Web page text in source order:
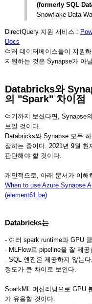
(formerly SQL
Snowflake Data
DirectQuery 지원 서비스 :
Docs
여러 데이터베이스들이 지원
지원하는 것은 Synapse가 아
Databricks와
의 "Spark" 차이점
여기까지 보셨다면, Synapse
보일 것이다.
Databricks와 Synapse 모두
장하는 중이다. 2021년 9월
판단해야 할 것이다.
개인적으로, 아래 문서가 이해
When to use Azure Synapse
(element61.be)
Databricks는
- 여러 spark runtime과 GPU
- MLFlow로 pipeline을 잘 제공
- SQL 엔진은 제공하지 않는다.
정도가 큰 차이로 보인다.
SparkML 머신러닝으로 GPU
가 유용할 것이다.